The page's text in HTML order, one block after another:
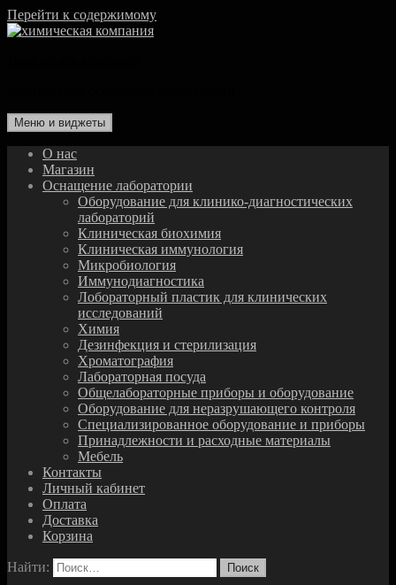
Перейти к содержимому
Меню и виджеты
О нас
Магазин
Оснащение лаборатории
Оборудование для клинико-диагностических
лабораторий
Клиническая биохимия
Клиническая иммунология
Микробиология
Иммунодиагностика
Лобораторный пластик для клинических
исследований
Химия
Дезинфекция и стерилизация
Хроматография
Лабораторная посуда
Общелабораторные приборы и оборудование
Оборудование для неразрушающего контроля
Специализированное оборудование и приборы
Принадлежности и расходные материалы
Мебель
Контакты
Личный кабинет
Оплата
Доставка
Корзина
Найти: